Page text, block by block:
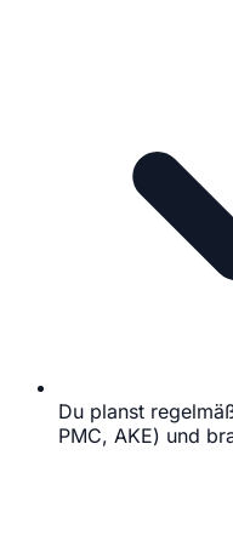
Du planst
PMC, AKE) und